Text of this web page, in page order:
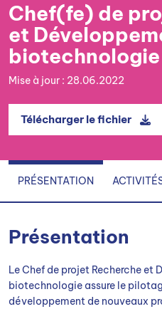
Chef(fe) de
et
biotechnologie
Mise à jour : 28.06.2022
Télécharger le fichier
PRÉSENTATION
Présentation
Le Chef de projet Recherche et
biotechnologie assure le
développement de nouveaux